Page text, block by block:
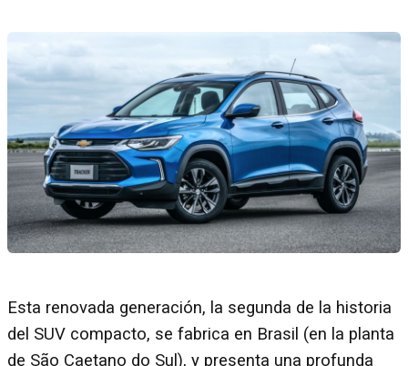
Esta renovada generación, la segunda de la historia
del SUV compacto, se fabrica en Brasil (en la planta
de São Caetano do Sul), y presenta una profunda